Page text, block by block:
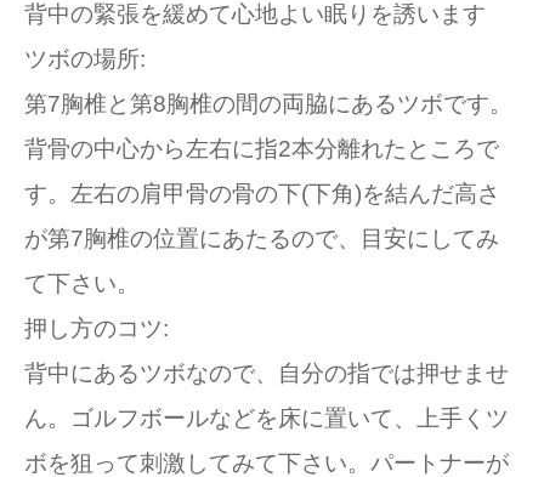
背中の緊張を緩めて心地よい眠りを誘います
ツボの場所:
第7胸椎と第8胸椎の間の両脇にあるツボです。
背骨の中心から左右に指2本分離れたところで
す。左右の肩甲骨の骨の下(下角)を結んだ高さ
が第7胸椎の位置にあたるので、目安にしてみ
て下さい。
押し方のコツ:
背中にあるツボなので、自分の指では押せませ
ん。ゴルフボールなどを床に置いて、上手くツ
ボを狙って刺激してみて下さい。パートナーが